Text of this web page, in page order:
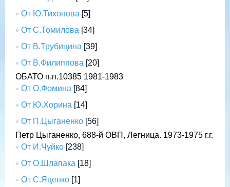
От Ю.Тихонова [5]
От С.Томилова [34]
От В.Трубицина [39]
От В.Филиппова [20]
ОБАТО п.п.10385 1981-1983
От О.Фомина [84]
От Ю.Хорина [14]
От П.Цыганенко [56]
Петр Цыганенко, 688-й ОВП, Легница. 1973-1975 г.г.
От И.Чуйко [238]
От О.Шлапака [18]
От С.Яценко [1]